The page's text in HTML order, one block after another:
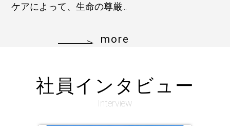
ケアによって、生命の尊厳...
more
社員インタビュー
Interview